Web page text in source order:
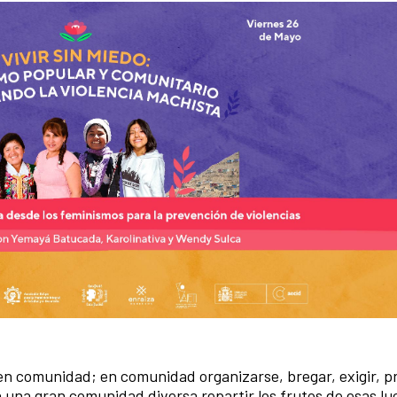
comunidad; en comunidad organizarse, bregar, exigir,